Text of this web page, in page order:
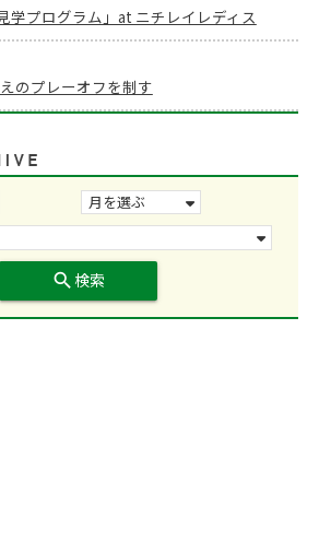
学プログラム」at ニチレイレディス
のプレーオフを制す
search 検索